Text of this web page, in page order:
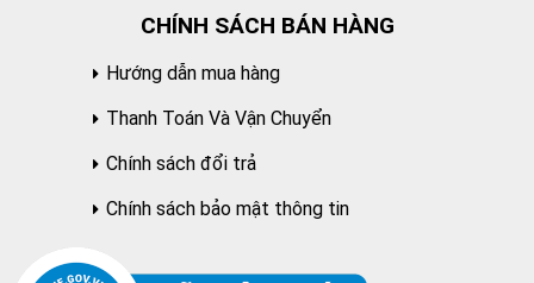
CHÍNH SÁCH BÁN HÀNG
Hướng dẫn mua hàng
Thanh Toán Và Vận Chuyển
Chính sách đổi trả
Chính sách bảo mật thông tin